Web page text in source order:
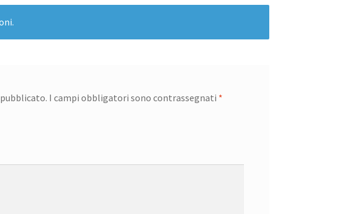
I campi obbligatori sono contrassegnati *